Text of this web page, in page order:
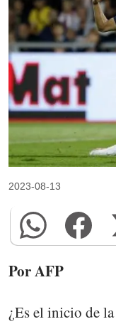
2023-08-13
Por AFP
¿Es el inicio de